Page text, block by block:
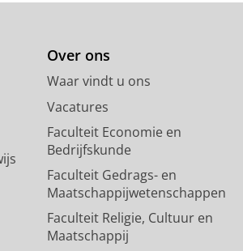
Over ons
Waar vindt u ons
Vacatures
Faculteit Economie en
Bedrijfskunde
Faculteit Gedrags- en
Maatschappijwetenschappen
Faculteit Religie, Cultuur en
Maatschappij